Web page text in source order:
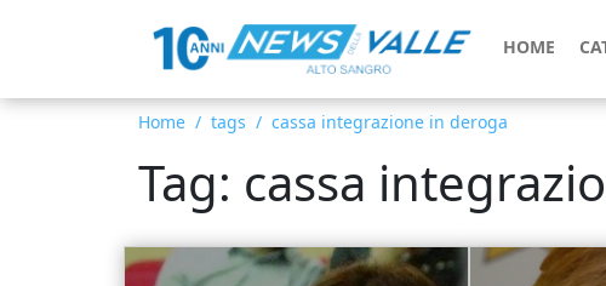
HOME
Home tags cassa integrazione in deroga
Tag: cassa